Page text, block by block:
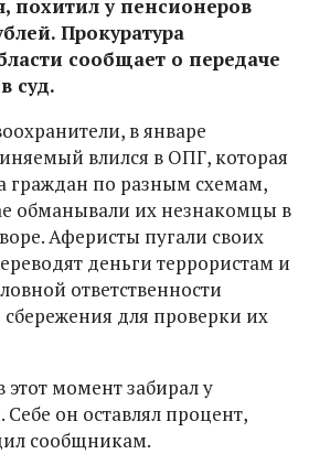
похитил у пенсионеров
Прокуратура
сообщает о передаче
суд.
в январе
влился в ОПГ, которая
граждан по разным схемам,
обманывали их незнакомцы в
Аферисты пугали своих
деньги террористам и
ответственности
сбережения для проверки их
момент забирал у
он оставлял процент,
сообщникам.